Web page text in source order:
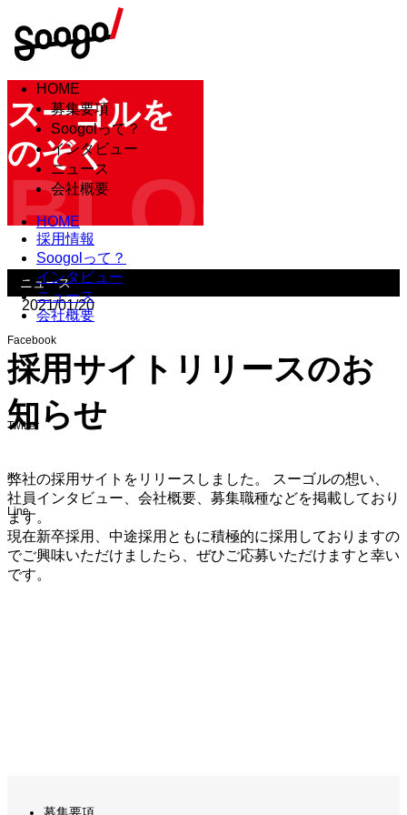
HOME
募集要項
Soogolって？
インタビュー
ニュース
会社概要
HOME
採用情報
Soogolって？
インタビュー
ニュース
会社概要
スーゴルを
のぞく
BLOG
ニュース
2021/01/20
採用サイトリリースのお
知らせ
弊社の採用サイトをリリースしました。 スーゴルの想い、
社員インタビュー、会社概要、募集職種などを掲載しており
ます。
現在新卒採用、中途採用ともに積極的に採用しておりますの
でご興味いただけましたら、ぜひご応募いただけますと幸い
です。
Facebook
Twitter
Line